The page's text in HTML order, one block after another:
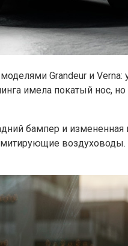
Grandeur и
имела покатый нос,
бампер и